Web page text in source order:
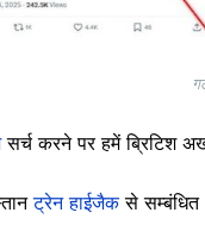
सर्च करने पर हमें ब्रिटिश
ट्रेन हाईजैकसे